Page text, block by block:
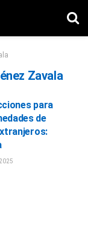
Zavala
para
de